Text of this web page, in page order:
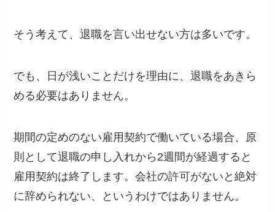
そう考えて、退職を言い出せない方は多いです。
でも、日が浅いことだけを理由に、退職をあきら
める必要はありません。
期間の定めのない雇用契約で働いている場合、原
則として退職の申し入れから2週間が経過すると
雇用契約は終了します。会社の許可がないと絶対
に辞められない、というわけではありません。